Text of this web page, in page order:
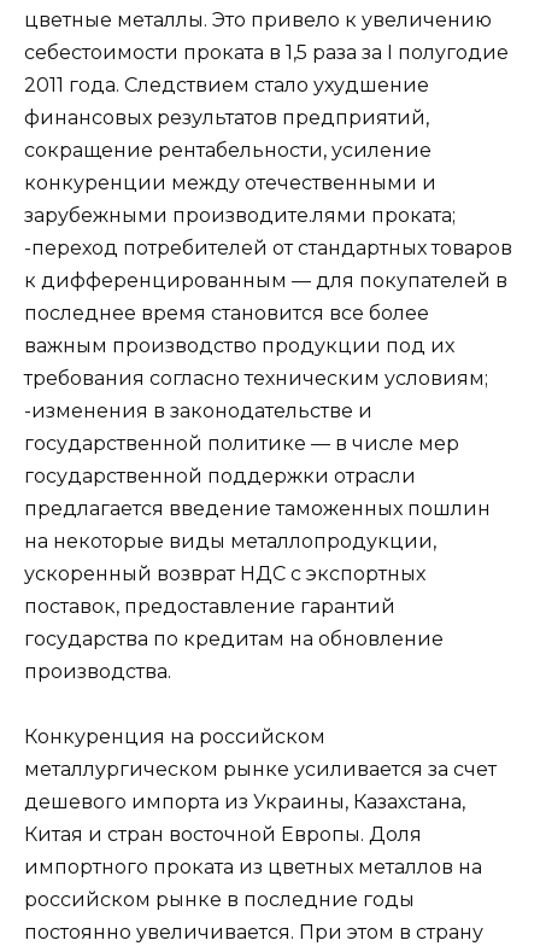
цветные металлы. Это привело к увеличению
себестоимости проката в 1,5 раза за I полугодие
2011 года. Следствием стало ухудшение
финансовых результатов предприятий,
сокращение рентабельности, усиление
конкуренции между отечественными и
зарубежными производите.лями проката;
-переход потребителей от стандартных товаров
к дифференцированным — для покупателей в
последнее время становится все более
важным производство продукции под их
требования согласно техническим условиям;
-изменения в законодательстве и
государственной политике — в числе мер
государственной поддержки отрасли
предлагается введение таможенных пошлин
на некоторые виды металлопродукции,
ускоренный возврат НДС с экспортных
поставок, предоставление гарантий
государства по кредитам на обновление
производства.
Конкуренция на российском
металлургическом рынке усиливается за счет
дешевого импорта из Украины, Казахстана,
Китая и стран восточной Европы. Доля
импортного проката из цветных металлов на
российском рынке в последние годы
постоянно увеличивается. При этом в страну